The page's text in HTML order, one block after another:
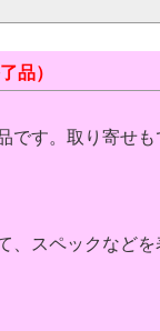
品）
です。取り寄せ
、スペックなどを